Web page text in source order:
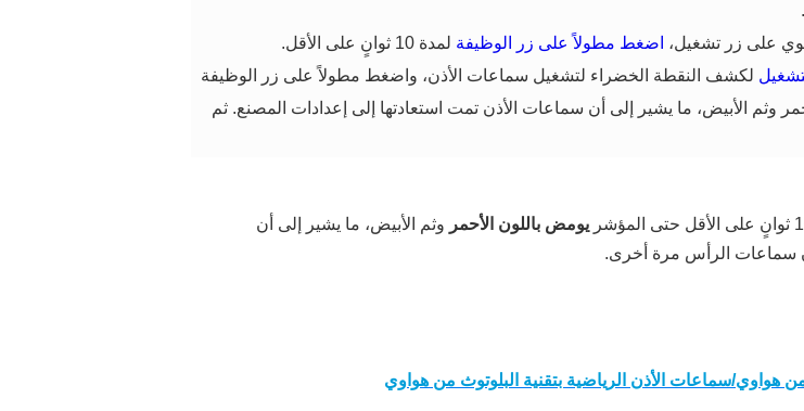
اضغط مطولاً على زر الوظيفة لمدة 10 ثوانٍ على الأقل.
لكشف النقطة الخضراء لتشغيل سماعات الأذن، واضغط مطولاً على زر الوظيفة
وثم الأبيض، ما يشير إلى أن سماعات الأذن تمت استعادتها إلى إعدادات المصنع. ثم
يومض باللون الأحمر وثم الأبيض، ما يشير إلى أن
سماعات الرأس مرة أخرى.